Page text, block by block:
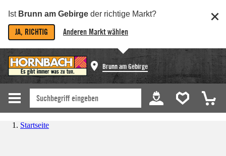
Ist Brunn am Gebirge der richtige Markt?
JA, RICHTIG Anderen Markt wählen
Brunn am Gebirge
Startseite